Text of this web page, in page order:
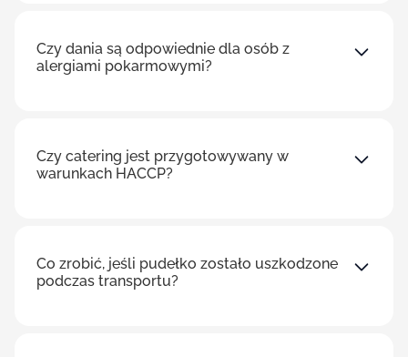
Czy dania są odpowiednie dla osób z
alergiami pokarmowymi?
Czy catering jest przygotowywany w
warunkach HACCP?
Co zrobić, jeśli pudełko zostało uszkodzone
podczas transportu?